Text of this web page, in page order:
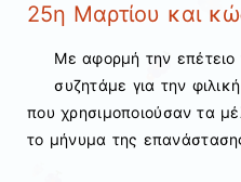
25η Μαρτίου και
Με αφορμή την
συζητάμε για την
που χρησιμοποιούσαν τα
το μήνυμα της